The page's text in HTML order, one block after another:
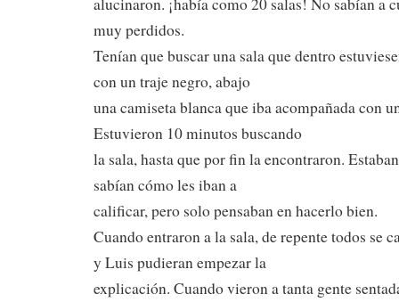
muy perdidos.
Tenían que buscar una sala que dentro
con un traje negro, abajo
una camiseta blanca que iba acompañada con
Estuvieron 10 minutos buscando
la sala, hasta que por fin la encontraron.
sabían cómo les iban a
calificar, pero solo pensaban en hacerlo bien.
Cuando entraron a la sala, de repente todos se
y Luis pudieran empezar la
explicación. Cuando vieron a tanta gente